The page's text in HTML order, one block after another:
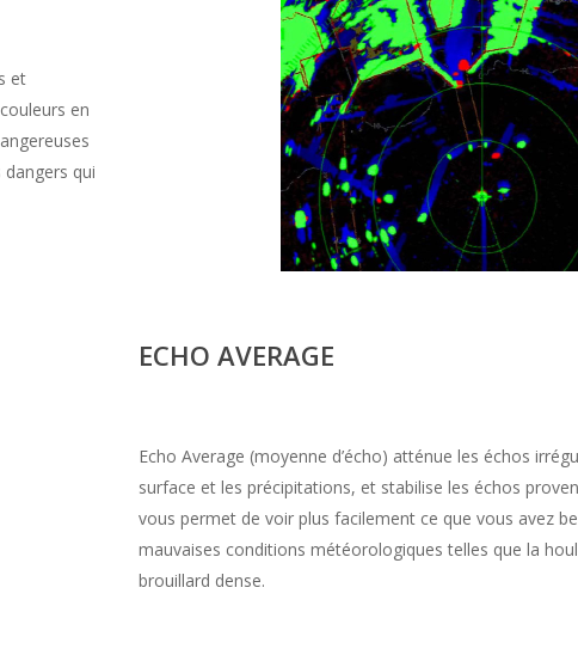
et
en
qui
ECHO AVERAGE
Echo Average (moyenne d’écho) atténue les échos
surface et les précipitations, et stabilise les échos
vous permet de voir plus facilement ce que vous avez
mauvaises conditions météorologiques telles que la
brouillard dense.